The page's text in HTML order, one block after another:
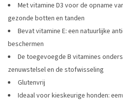
Met vitamine D3 voor de opname
gezonde botten en tanden
Bevat vitamine E: een natuurlijke
beschermen
De toegevoegde B vitamines
zenuwstelsel en de stofwisseling
Glutenvrij
Ideaal voor kieskeurige honden: